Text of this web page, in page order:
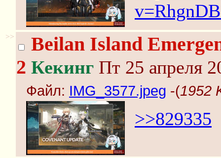
>>
Beilan Island
2 Кекинг Пт 25 апреля
Файл: IMG_3577.jpeg -(1952
>>829335